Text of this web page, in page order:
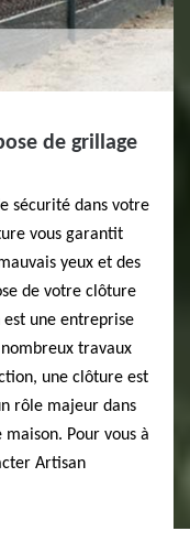
de grillage
sécurité dans votre
vous garantit
yeux et des
de votre clôture
une entreprise
travaux
une clôture est
rôle majeur dans
maison. Pour vous à
Artisan